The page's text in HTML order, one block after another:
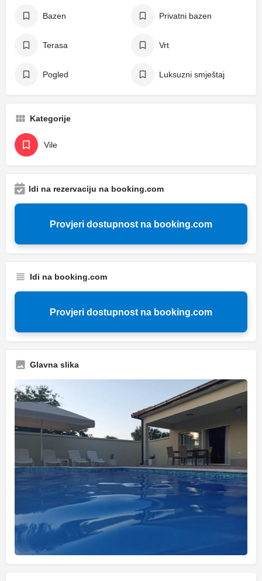
Bazen Privatni bazen
Terasa Vrt
Pogled Luksuzni smještaj
Kategorije
Vile
Idi na rezervaciju na booking.com
Provjeri dostupnost na booking.com
Idi na booking.com
Provjeri dostupnost na booking.com
Glavna slika